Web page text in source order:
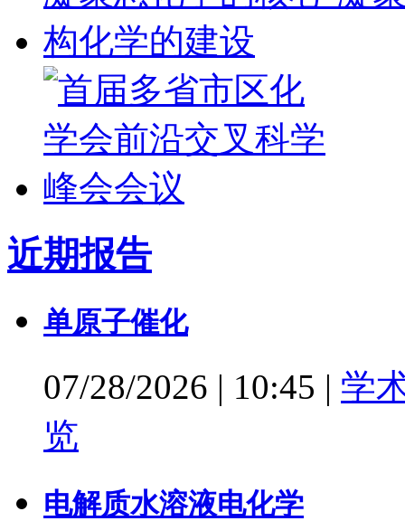
近期报告
单原子催化
07/28/2026 | 10:45 | 学
览
电解质水溶液电化学